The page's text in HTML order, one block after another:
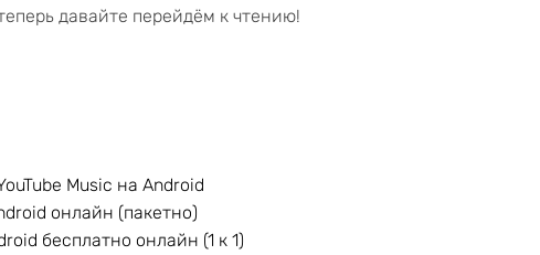
давайте перейдём к чтению!
Music на Android
онлайн (пакетно)
бесплатно онлайн (1 к 1)